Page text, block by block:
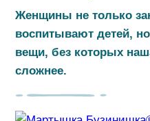
Женщины не только
воспитывают детей,
вещи, без которых
сложнее.